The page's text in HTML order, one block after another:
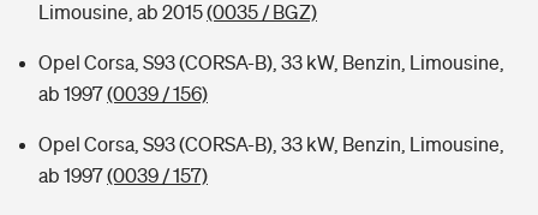
Limousine, ab 2015(0035 / BGZ)
Opel Corsa, S93 (CORSA-B), 33 kW, Benzin, Limousine,
ab 1997(0039 / 156)
Opel Corsa, S93 (CORSA-B), 33 kW, Benzin, Limousine,
ab 1997(0039 / 157)